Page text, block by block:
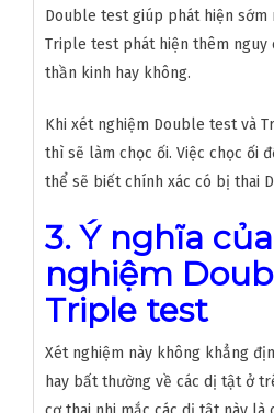
Double test giúp phát hiện sớm
Triple test phát hiện thêm
thần kinh hay không.
Khi xét nghiệm Double test và
thì sẽ làm chọc ối. Việc chọc ối
thể sẽ biết chính xác có bị thai
3. Ý nghĩa
nghiệm
Triple test
Xét nghiệm này không khẳng
hay bất thường về các dị tật ở